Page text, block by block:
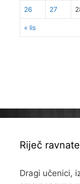
« lis
26 27
Riječ
Dragi učenici,